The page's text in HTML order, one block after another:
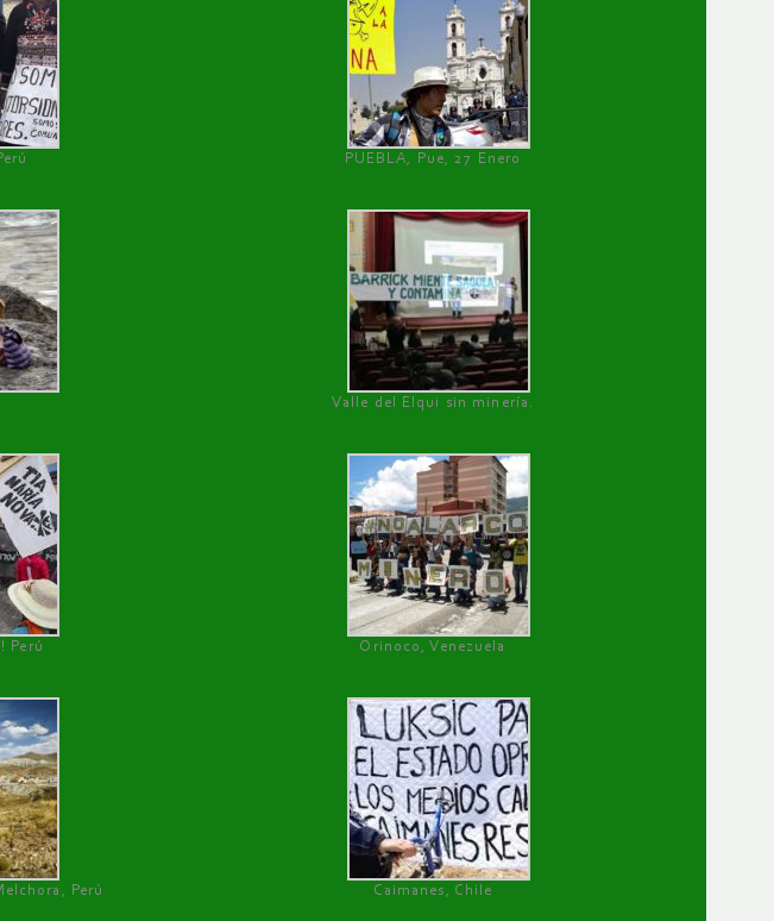
PUEBLA, Pue, 27 Enero
Valle del Elqui sin minería.
Perú Orinoco, Venezuela
Perú Caimanes, Chile